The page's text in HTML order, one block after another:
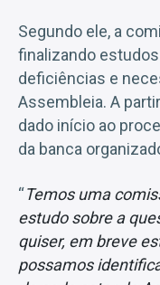
Segundo ele, a
finalizando
deficiências e
Assembleia. A
dado início ao
da banca
“Temos uma
estudo sobre a
quiser, em breve
possamos